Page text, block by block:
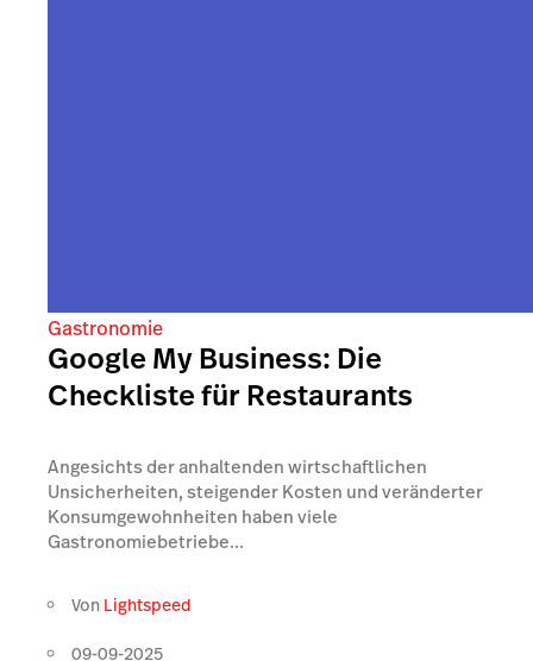
Gastronomie
Google My Business: Die
Checkliste für Restaurants
Angesichts der anhaltenden wirtschaftlichen
Unsicherheiten, steigender Kosten und veränderter
Konsumgewohnheiten haben viele
Gastronomiebetriebe...
Von Lightspeed
09-09-2025